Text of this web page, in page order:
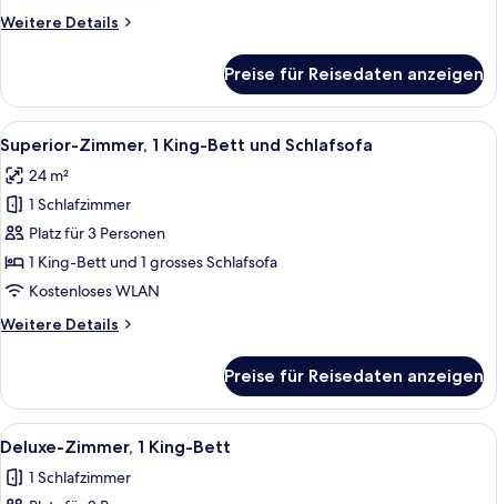
Weitere Details
Weitere
Zimmer,
2 Einzelbetten
Preise für Reisedaten anzeigen
Alle
Fotos
für
Superior-
Zimmer,
1 King-
Bett
Schlafsofa
Ein Hotelzimmer mit einem großen
8
Superior-Zimmer, 1 King-Bett und Schlafsofa
24 m²
1 Schlafzimmer
Platz für 3 Personen
1 King-Bett und 1 grosses Schlafsofa
Kostenloses WLAN
Weitere Details
Weitere
Zimmer,
1 King-
Bett
Schlafsofa
Preise für Reisedaten anzeigen
Alle
Fotos
für
11
Deluxe-Zimmer, 1 King-Bett
1 Schlafzimmer